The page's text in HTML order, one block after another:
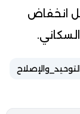
انخفاض